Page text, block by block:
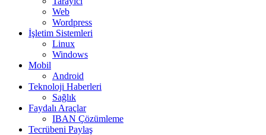
Web
Wordpress
İşletim Sistemleri
Linux
Windows
Mobil
Android
Teknoloji Haberleri
Sağlık
Faydalı Araçlar
IBAN Çözümleme
Tecrübeni Paylaş